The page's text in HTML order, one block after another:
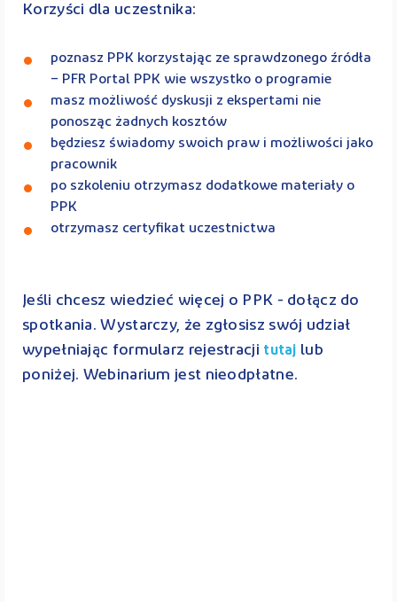
Korzyści dla uczestnika:
poznasz PPK korzystając ze sprawdzonego źródła
– PFR Portal PPK wie wszystko o programie
masz możliwość dyskusji z ekspertami nie
ponosząc żadnych kosztów
będziesz świadomy swoich praw i możliwości jako
pracownik
po szkoleniu otrzymasz dodatkowe materiały o
PPK
otrzymasz certyfikat uczestnictwa
Jeśli chcesz wiedzieć więcej o PPK - dołącz do
spotkania. Wystarczy, że zgłosisz swój udział
wypełniając formularz rejestracji tutaj lub
poniżej. Webinarium jest nieodpłatne.